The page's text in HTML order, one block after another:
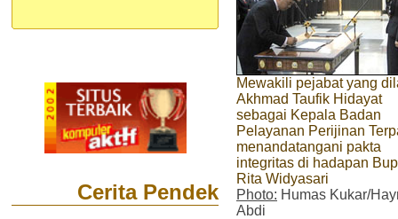
Cerita Pendek
Mewakili pejabat yang
Akhmad Taufik Hidayat
sebagai Kepala Badan
Pelayanan Perijinan
menandatangani pakta
integritas di hadapan
Rita Widyasari
Photo: Humas Kukar/
Abdi